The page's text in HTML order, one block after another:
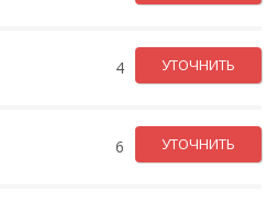
4 УТОЧНИТЬ
6 УТОЧНИТЬ